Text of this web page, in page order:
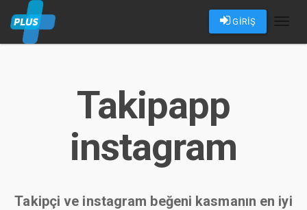
GİRİŞ
Takipapp
instagram
Takipçi ve instagram beğeni kasmanın en iyi